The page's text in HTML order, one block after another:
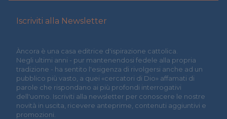
Iscriviti alla Newsletter
Àncora è una casa editrice d'ispirazione cattolica.
Negli ultimi anni - pur mantenendosi fedele alla propria
tradizione - ha sentito l'esigenza di rivolgersi anche ad un
pubblico più vasto, a quei «cercatori di Dio» affamati di
parole che rispondano ai più profondi interrogativi
dell'uomo. Iscriviti alla newsletter per conoscere le nostre
novità in uscita, ricevere anteprime, contenuti aggiuntivi e
promozioni.